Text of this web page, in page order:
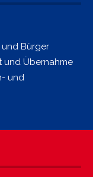
Bürger
und Übernahme
und